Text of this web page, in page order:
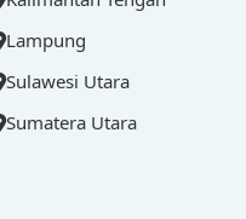
Lampung
Sulawesi Utara
Sumatera Utara